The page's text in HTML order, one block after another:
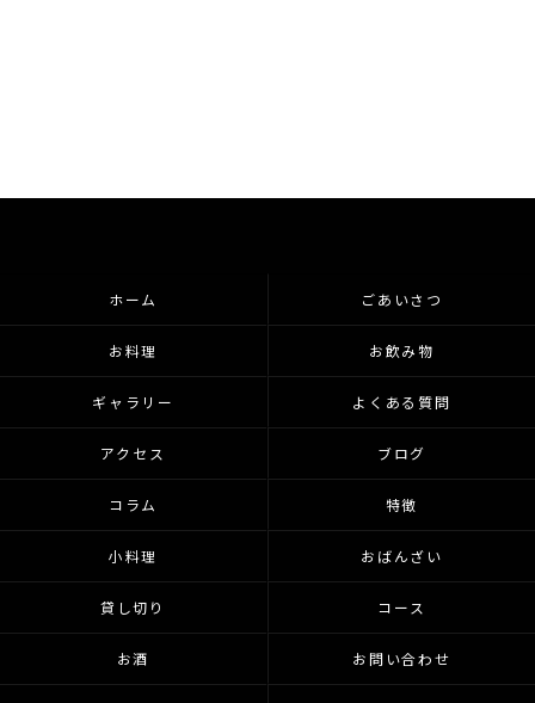
ホーム ごあいさつ
お料理 お飲み物
ギャラリー よくある質問
アクセス ブログ
コラム 特徴
小料理 おばんざい
貸し切り コース
お酒 お問い合わせ